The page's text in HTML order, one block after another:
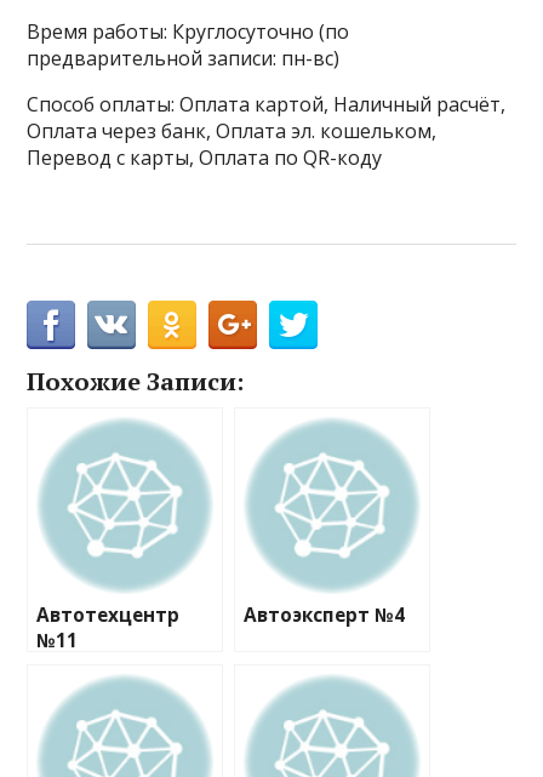
Время работы: Круглосуточно (по
предварительной записи: пн-вс)
Способ оплаты: Оплата картой, Наличный расчёт,
Оплата через банк, Оплата эл. кошельком,
Перевод с карты, Оплата по QR-коду
Похожие Записи:
Автотехцентр
№11
Автоэксперт №4